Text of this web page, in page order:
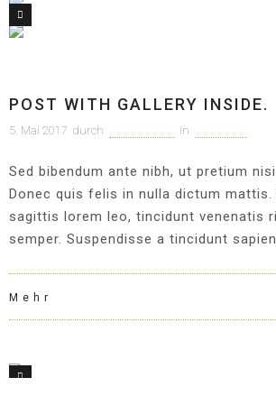
1
POST WITH GALLERY INSIDE.
5. Mai 2017 durch in
Sed bibendum ante nibh, ut pretium
Donec quis felis in nulla dictum mattis.
sagittis lorem leo, tincidunt venenatis
semper. Suspendisse a tincidunt
Mehr
2